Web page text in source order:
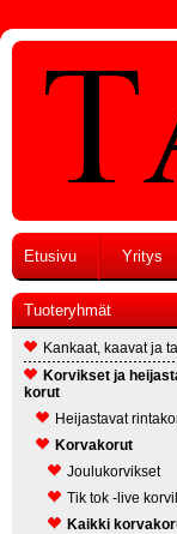
Etusivu Yritys
Tuoteryhmät
Kankaat, kaavat ja
Korvikset ja
korut
Heijastavat
Korvakorut
Joulukorvikset
Tik tok -live
Kaikki